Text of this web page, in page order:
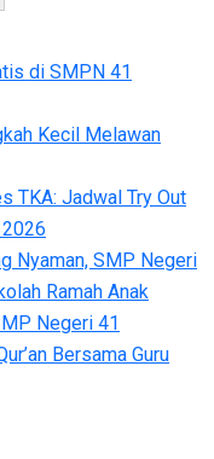
di SMPN 41
Kecil Melawan
TKA: Jadwal Try Out
Nyaman, SMP Negeri
Ramah Anak
Negeri 41
Bersama Guru